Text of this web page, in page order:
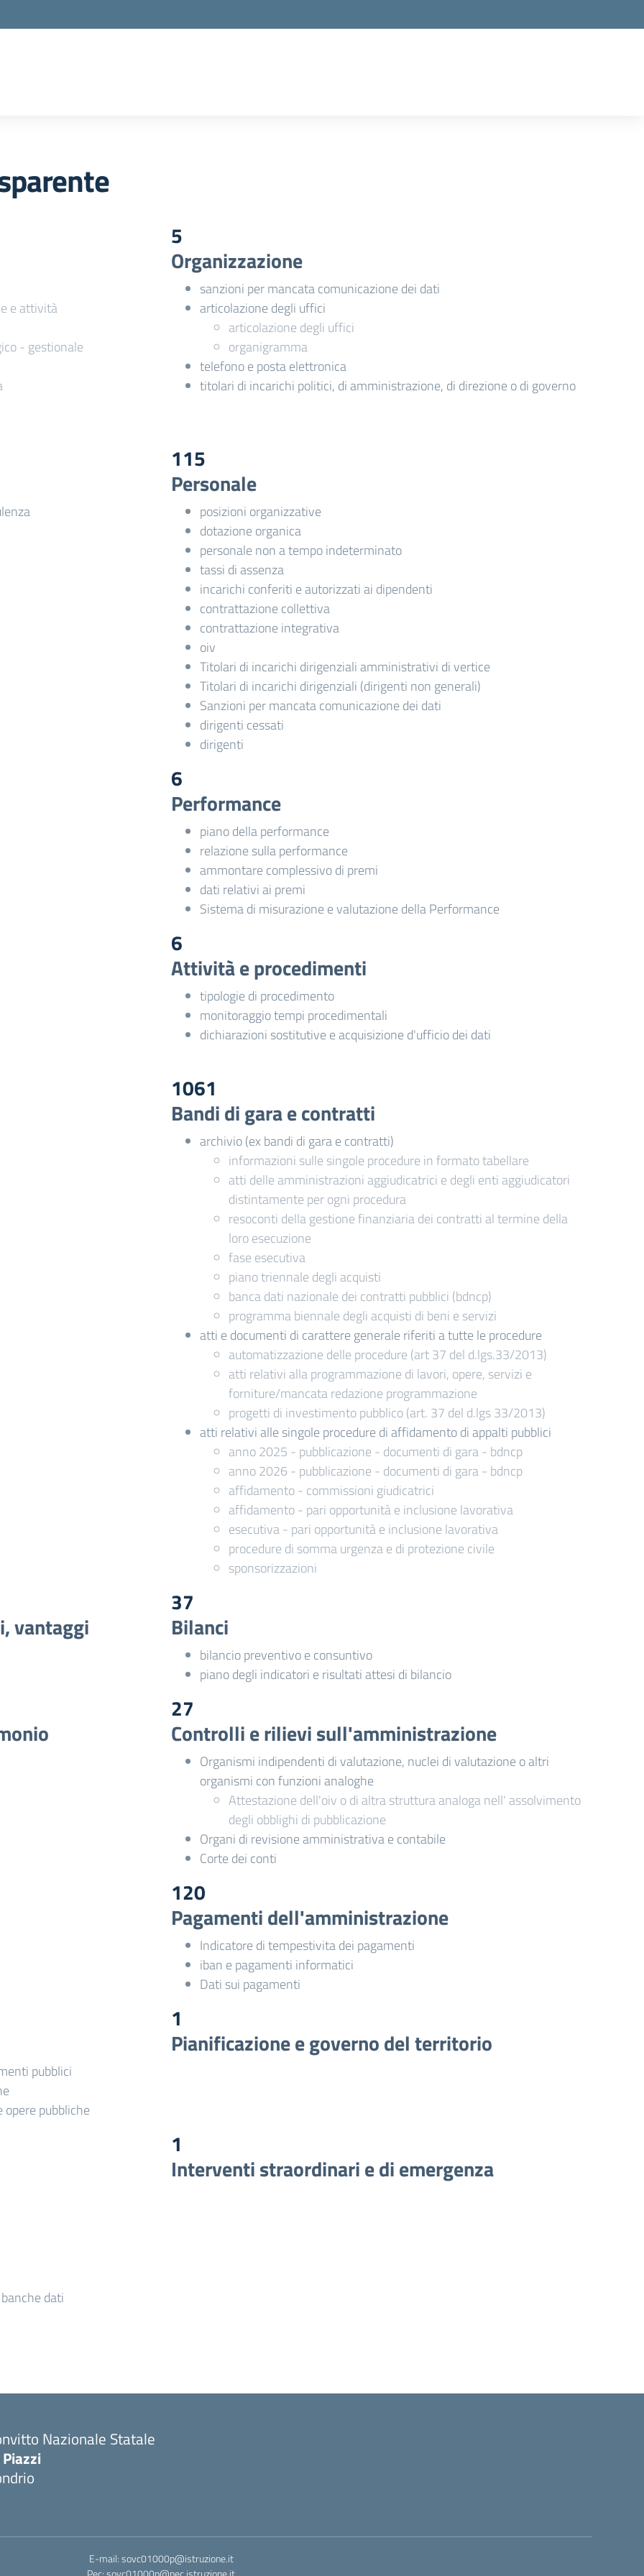
e attività
- gestionale
5
Organizzazione
sanzioni per mancata comunicazione dei dati
articolazione degli uffici
articolazione degli uffici
organigramma
telefono e posta elettronica
titolari di incarichi politici, di amministrazione, di direzione o di governo
115
Personale
posizioni organizzative
dotazione organica
personale non a tempo indeterminato
tassi di assenza
incarichi conferiti e autorizzati ai dipendenti
contrattazione collettiva
contrattazione integrativa
oiv
Titolari di incarichi dirigenziali amministrativi di vertice
Titolari di incarichi dirigenziali (dirigenti non generali)
Sanzioni per mancata comunicazione dei dati
dirigenti cessati
dirigenti
6
Performance
piano della performance
relazione sulla performance
ammontare complessivo di premi
dati relativi ai premi
Sistema di misurazione e valutazione della Performance
6
Attività e procedimenti
tipologie di procedimento
monitoraggio tempi procedimentali
dichiarazioni sostitutive e acquisizione d'ufficio dei dati
1061
Bandi di gara e contratti
archivio (ex bandi di gara e contratti)
informazioni sulle singole procedure in formato tabellare
atti delle amministrazioni aggiudicatrici e degli enti aggiudicatori
distintamente per ogni procedura
resoconti della gestione finanziaria dei contratti al termine della
loro esecuzione
fase esecutiva
piano triennale degli acquisti
banca dati nazionale dei contratti pubblici (bdncp)
programma biennale degli acquisti di beni e servizi
atti e documenti di carattere generale riferiti a tutte le procedure
automatizzazione delle procedure (art 37 del d.lgs.33/2013)
atti relativi alla programmazione di lavori, opere, servizi e
forniture/mancata redazione programmazione
progetti di investimento pubblico (art. 37 del d.lgs 33/2013)
atti relativi alle singole procedure di affidamento di appalti pubblici
anno 2025 - pubblicazione - documenti di gara - bdncp
anno 2026 - pubblicazione - documenti di gara - bdncp
affidamento - commissioni giudicatrici
affidamento - pari opportunità e inclusione lavorativa
esecutiva - pari opportunità e inclusione lavorativa
procedure di somma urgenza e di protezione civile
sponsorizzazioni
vantaggi
37
Bilanci
bilancio preventivo e consuntivo
piano degli indicatori e risultati attesi di bilancio
27
Controlli e rilievi sull'amministrazione
Organismi indipendenti di valutazione, nuclei di valutazione o altri
organismi con funzioni analoghe
Attestazione dell'oiv o di altra struttura analoga nell' assolvimento
degli obblighi di pubblicazione
Organi di revisione amministrativa e contabile
Corte dei conti
120
Pagamenti dell'amministrazione
Indicatore di tempestivita dei pagamenti
iban e pagamenti informatici
Dati sui pagamenti
pubblici
opere pubbliche
1
Pianificazione e governo del territorio
1
Interventi straordinari e di emergenza
dati
Nazionale Statale
Piazzi
E-mail: sovc01000p@istruzione.it